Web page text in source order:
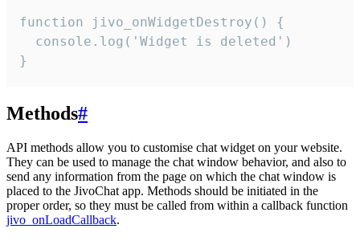
function jivo_onWidgetDestroy() {
  console.log('Widget is deleted')
}
Methods#
API methods allow you to customise chat widget on your website.
They can be used to manage the chat window behavior, and also to
send any information from the page on which the chat window is
placed to the JivoChat app. Methods should be initiated in the
proper order, so they must be called from within a callback function
jivo_onLoadCallback.